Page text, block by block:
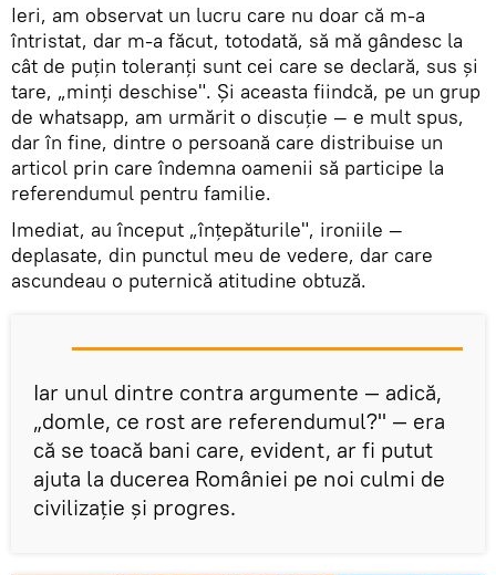
Ieri, am observat un lucru care nu doar că m-a
întristat, dar m-a făcut, totodată, să mă gândesc la
cât de puţin toleranţi sunt cei care se declară, sus şi
tare, „minţi deschise". Şi aceasta fiindcă, pe un grup
de whatsapp, am urmărit o discuţie — e mult spus,
dar în fine, dintre o persoană care distribuise un
articol prin care îndemna oamenii să participe la
referendumul pentru familie.
Imediat, au început „înţepăturile", ironiile —
deplasate, din punctul meu de vedere, dar care
ascundeau o puternică atitudine obtuză.
Iar unul dintre contra argumente — adică,
„domle, ce rost are referendumul?" — era
că se toacă bani care, evident, ar fi putut
ajuta la ducerea României pe noi culmi de
civilizaţie şi progres.